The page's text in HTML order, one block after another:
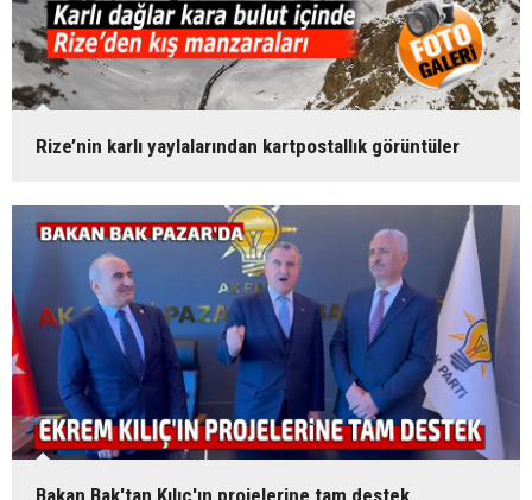
Rize’nin karlı yaylalarından kartpostallık görüntüler
Bakan Bak'tan Kılıç'ın projelerine tam destek